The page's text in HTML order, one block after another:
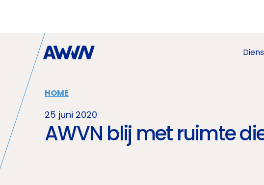
HOME
25 juni 2020
AWVN blij met ruimte